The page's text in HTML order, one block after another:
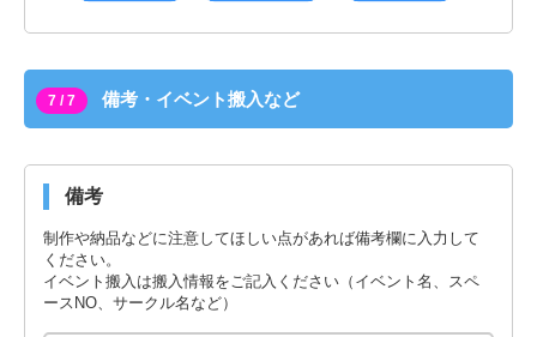
7 / 7 備考・イベント搬入など
備考
制作や納品などに注意してほしい点があれば備考欄に入力して
ください。
イベント搬入は搬入情報をご記入ください（イベント名、スペ
ースNO、サークル名など）